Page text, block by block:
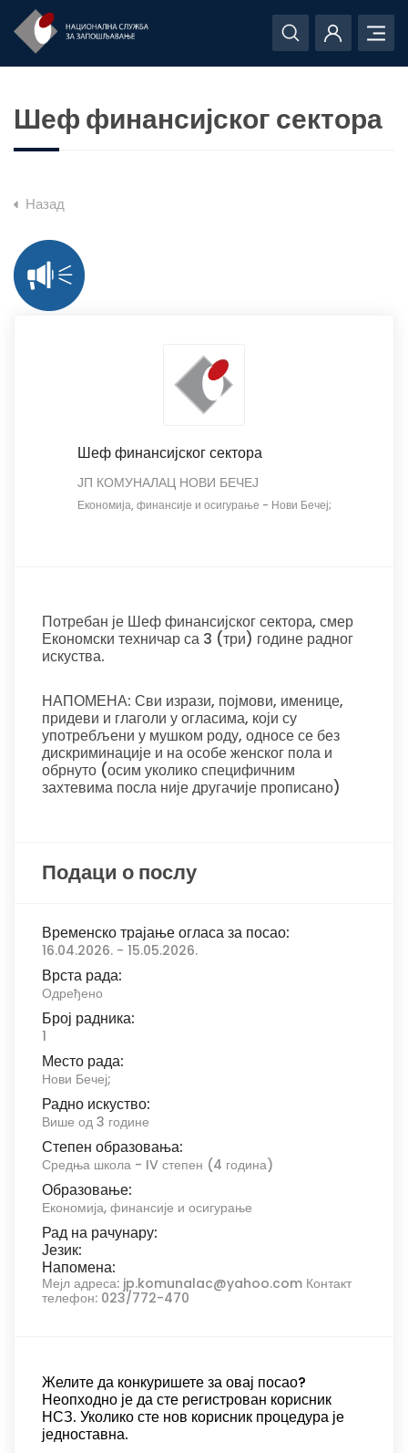
Шеф финансијског сектора
Назад
Шеф финансијског сектора
ЈП КОМУНАЛАЦ НОВИ БЕЧЕЈ
Економија, финансије и осигурање - Нови Бечеј;
Потребан је Шеф финансијског сектора, смер
Економски техничар са 3 (три) године радног
искуства.
НАПОМЕНА: Сви изрази, појмови, именице,
придеви и глаголи у огласима, који су
употребљени у мушком роду, односе се без
дискриминације и на особе женског пола и
обрнуто (осим уколико специфичним
захтевима посла није другачије прописано)
Подаци о послу
Временско трајање огласа за посао:
16.04.2026. - 15.05.2026.
Врста рада:
Одређено
Број радника:
1
Место рада:
Нови Бечеј;
Радно искуство:
Више од 3 године
Степен образовања:
Средња школа - IV степен (4 година)
Образовање:
Економија, финансије и осигурање
Рад на рачунару:
Језик:
Напомена:
Мејл адреса: jp.komunalac@yahoo.com Контакт
телефон: 023/772-470
Желите да конкуришете за овај посао?
Неопходно је да сте регистрован корисник
НСЗ. Уколико сте нов корисник процедура је
једноставна.